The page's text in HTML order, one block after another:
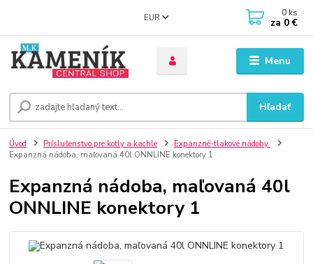
Menu
EUR
Hľadať
0 ks
za 0 €
Úvod Príslušenstvo pre kotly a kachle
Expanzné-tlakové nádoby
Expanzná nádoba, maľovaná 40l ONNLINE konektory 1
Expanzná nádoba, maľovaná 40l
ONNLINE konektory 1